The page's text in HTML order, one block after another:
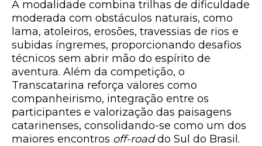
A modalidade combina trilhas de dificuldade
moderada com obstáculos naturais, como
lama, atoleiros, erosões, travessias de rios e
subidas íngremes, proporcionando desafios
técnicos sem abrir mão do espírito de
aventura. Além da competição, o
Transcatarina reforça valores como
companheirismo, integração entre os
participantes e valorização das paisagens
catarinenses, consolidando-se como um dos
maiores encontros off-roaddo Sul do Brasil.